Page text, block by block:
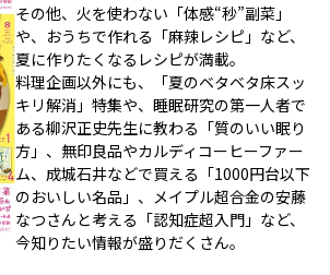
その他、火を使わない「体感“秒”副菜」
や、おうちで作れる「麻辣レシピ」など、
夏に作りたくなるレシピが満載。
料理企画以外にも、「夏のベタベタ床スッ
キリ解消」特集や、睡眠研究の第一人者で
ある柳沢正史先生に教わる「質のいい眠り
方」、無印良品やカルディコーヒーファー
ム、成城石井などで買える「1000円台以下
のおいしい名品」、メイプル超合金の安藤
なつさんと考える「認知症超入門」など、
今知りたい情報が盛りだくさん。